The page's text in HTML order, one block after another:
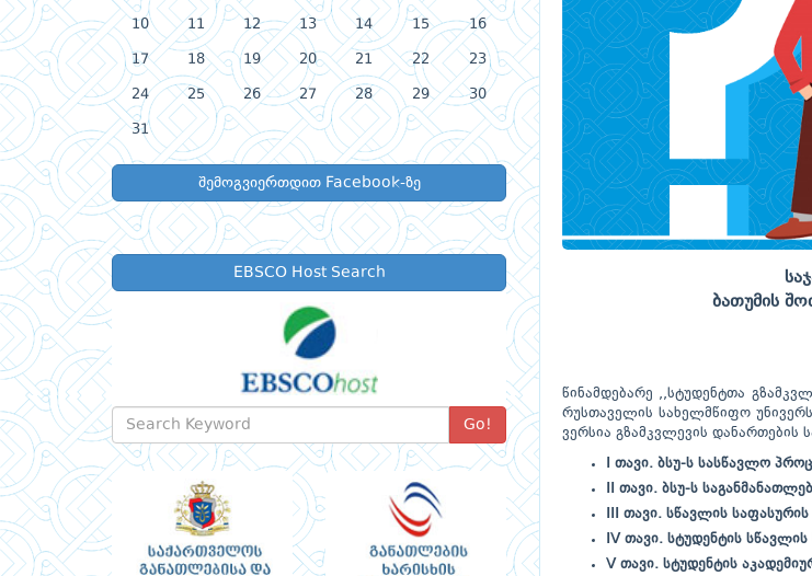
10 11 12 13 14 15 16
17 18 19 20 21 22 23
24 25 26 27 28 29 30
31
შემოგვიერთდით Facebook-ზე
EBSCO Host Search
Go!
ბათუმის
წინამდებარე ,,სტუდენტთა
რუსთაველის სახელმწიფო
ვერსია გზამკვლევის დანართების
I თავი. ბსუ-ს სასწავლო
II თავი. ბსუ-ს
III თავი. სწავლის
IV თავი. სტუდენტის
V თავი. სტუდენტის